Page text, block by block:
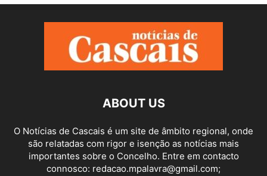
ABOUT US
O Notícias de Cascais é um site de âmbito regional, onde
são relatadas com rigor e isenção as notícias mais
importantes sobre o Concelho. Entre em contacto
connosco: redacao.mpalavra@gmail.com;